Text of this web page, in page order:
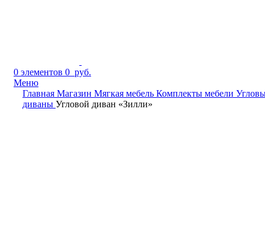
0 элементов 0 руб.
Меню
Главная Магазин Мягкая мебель Комплекты мебели
диваны Угловой диван «Зилли»